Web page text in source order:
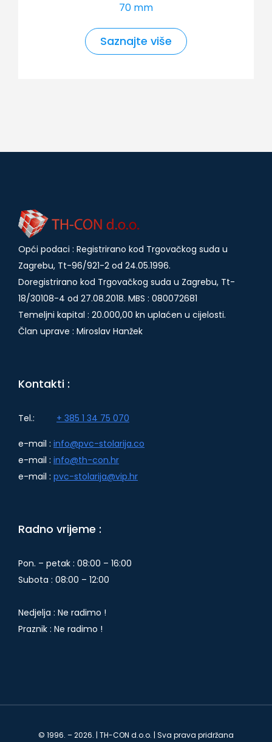
70 mm
Saznajte više
Opći podaci : Registrirano kod Trgovačkog suda u
Zagrebu, Tt-96/921-2 od 24.05.1996.
Doregistrirano kod Trgovačkog suda u Zagrebu, Tt-
18/30108-4 od 27.08.2018. MBS : 080072681
Temeljni kapital : 20.000,00 kn uplaćen u cijelosti.
Član uprave : Miroslav Hanžek
Kontakti :
Tel.: + 385 1 34 75 070
e-mail : info@pvc-stolarija.co
e-mail : info@th-con.hr
e-mail : pvc-stolarija@vip.hr
Radno vrijeme :
Pon. – petak : 08:00 – 16:00
Subota : 08:00 – 12:00
Nedjelja : Ne radimo !
Praznik : Ne radimo !
© 1996. – 2026. | TH-CON d.o.o. | Sva prava pridržana